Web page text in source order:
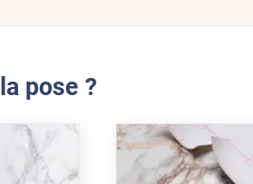
volumen de pedidos en estas fechas,
y pidiéndome disculpas. El vinilo que
he probado pero hasta el momento
pose ?